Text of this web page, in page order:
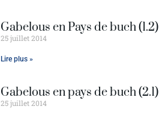
Gabelous en Pays de buch (1.2)
25 juillet 2014
Lire plus »
Gabelous en pays de buch (2.1)
25 juillet 2014